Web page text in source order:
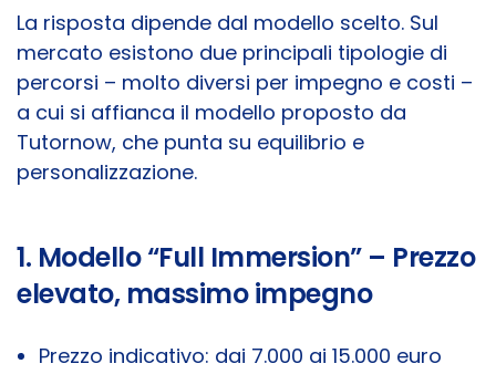
La risposta dipende dal modello scelto. Sul
mercato esistono due principali tipologie di
percorsi – molto diversi per impegno e costi –
a cui si affianca il modello proposto da
Tutornow, che punta su equilibrio e
personalizzazione.
1. Modello “Full Immersion” – Prezzo
elevato, massimo impegno
Prezzo indicativo: dai 7.000 ai 15.000 euro